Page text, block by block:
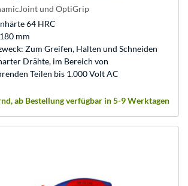
und OptiGrip
64 HRC
mm
Zum Greifen, Halten und Schneiden
Drähte, im Bereich von
Teilen bis 1.000 Volt AC
ab Bestellung verfügbar in 5-9 Werktagen